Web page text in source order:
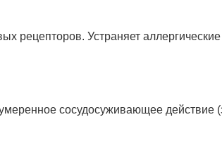
рецепторов. Устраняет
сосудосуживающее действие